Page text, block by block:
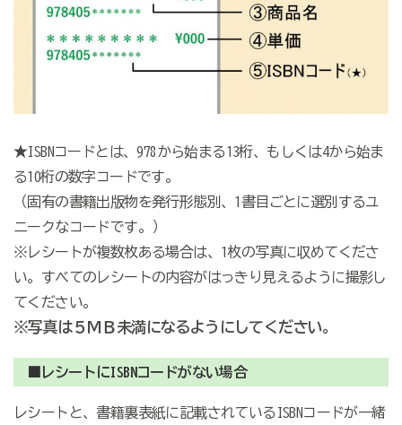
★ISBNコードとは、978から始まる13桁、もしくは4から始ま
る10桁の数字コードです。
（固有の書籍出版物を発行形態別、1書目ごとに選別するユ
ニークなコードです。）
※レシートが複数枚ある場合は、1枚の写真に収めてくださ
い。すべてのレシートの内容がはっきり見えるように撮影し
てください。
※写真は５ＭＢ未満になるようにしてください。
■レシートにISBNコードがない場合
レシートと、書籍裏表紙に記載されているISBNコードが一緒